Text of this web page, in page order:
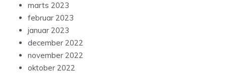
marts 2023
februar 2023
januar 2023
december 2022
november 2022
oktober 2022